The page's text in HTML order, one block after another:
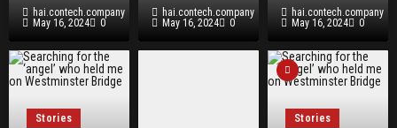
hai.contech.company
May 16, 2024
0
hai.contech.company
May 16, 2024
0
hai.contech.company
May 16, 2024
0
Stories Stories